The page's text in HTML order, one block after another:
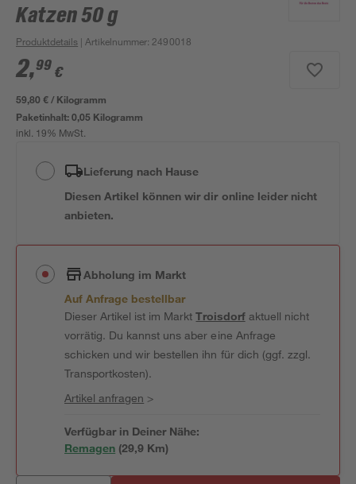
Katzen 50 g
Produktdetails | Artikelnummer: 2490018
2,99 €
59,80 € / Kilogramm
Paketinhalt:0,05 Kilogramm
inkl. 19% MwSt.
Lieferung nach Hause
Diesen Artikel können wir dir online leider nicht
anbieten.
Abholung im Markt
Auf Anfrage bestellbar
Dieser Artikel ist im MarktTroisdorfaktuell nicht
vorrätig. Du kannst uns aber eine Anfrage
schicken und wir bestellen ihn für dich (ggf. zzgl.
Transportkosten).
Artikel anfragen >
Verfügbar in Deiner Nähe:
Remagen (29,9 Km)